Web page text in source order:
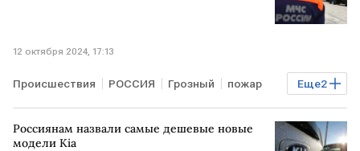
12 октября 2024, 17:13
Еще2
Происшествия РОССИЯ Грозный пожар
взрыв на АЗС МЧС России
Россиянам назвали самые дешевые новые
модели Kia